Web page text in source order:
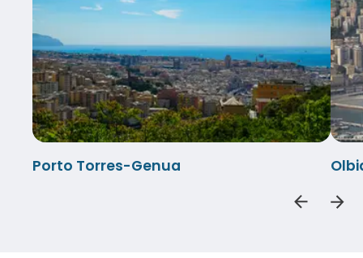
Porto Torres-Genua